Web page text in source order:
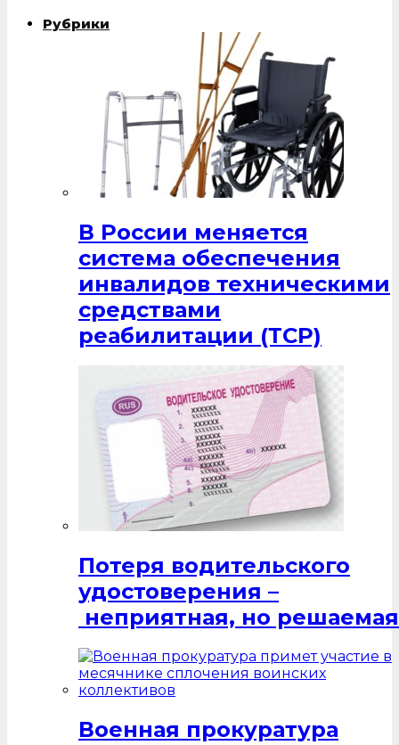
Рубрики
В России меняется
система обеспечения
инвалидов техническими
средствами
реабилитации (ТСР)
Потеря водительского
удостоверения –
неприятная, но
Военная прокуратура